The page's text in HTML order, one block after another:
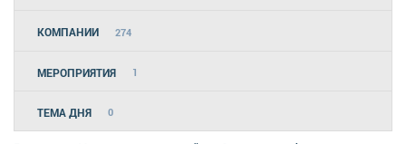
КОМПАНИИ 274
МЕРОПРИЯТИЯ 1
ТЕМА ДНЯ 0